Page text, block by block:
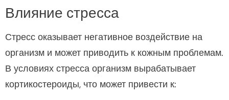
Влияние стресса
Стресс оказывает негативное воздействие на
организм и может приводить к кожным проблемам.
В условиях стресса организм вырабатывает
кортикостероиды, что может привести к: